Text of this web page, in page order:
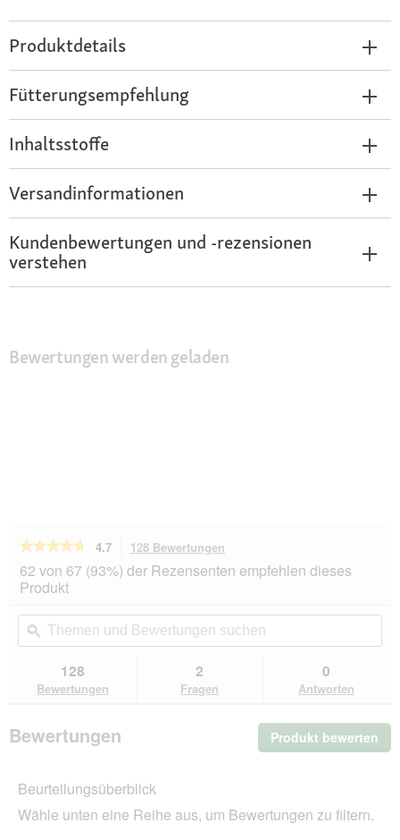
Produktdetails
Fütterungsempfehlung
Inhaltsstoffe
Versandinformationen
Kundenbewertungen und -rezensionen
verstehen
Bewertungen werden geladen
★★★★★
★★★★★
von
5
lesen
für
Feine
Filets
12x156
4.7 128 Bewertungen
dieser
Aktion
du
zu
den
62 von 67 (93%) der Rezensenten empfehlen dieses
Produkt
Themen
und
Bewertungen
ϙ
128
Bewertungen
2
Fragen
0
Antworten
Bewertungen Produkt bewerten
Mit
Beurteilungsüberblick
Wähle unten eine Reihe aus, um Bewertungen zu filtern.